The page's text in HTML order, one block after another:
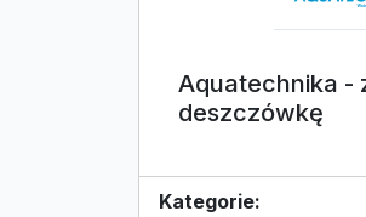
Aquatechnika -
deszczówkę
Kategorie: